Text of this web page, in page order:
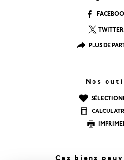
TWITTER
PLUS DE
Nos
Ces biens